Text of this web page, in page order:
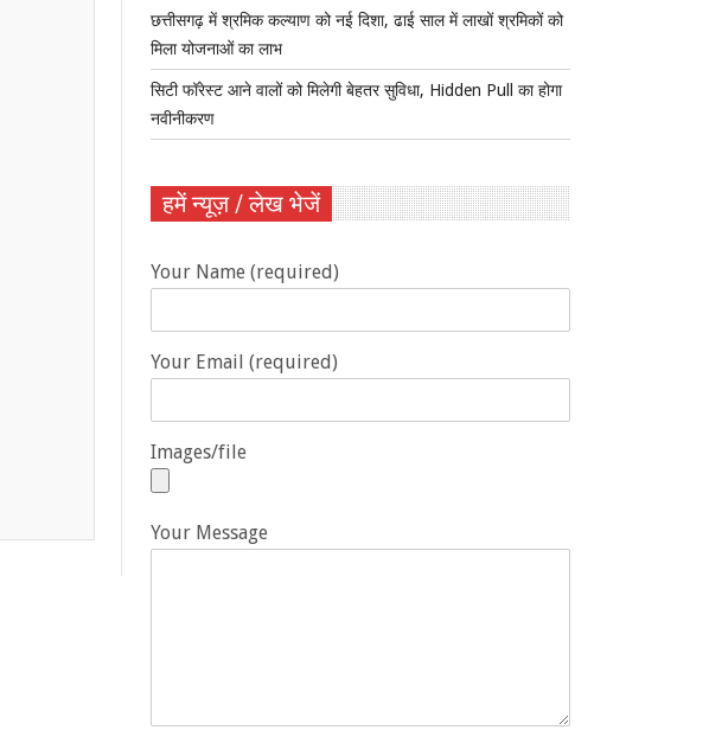
छत्तीसगढ़ में श्रमिक कल्याण को नई दिशा, ढाई साल में लाखों श्रमिकों को
मिला योजनाओं का लाभ
सिटी फॉरेस्ट आने वालों को मिलेगी बेहतर सुविधा, Hidden Pull का होगा
नवीनीकरण
हमें न्यूज़ / लेख भेजें
Your Name (required)
Your Email (required)
Images/file
Your Message